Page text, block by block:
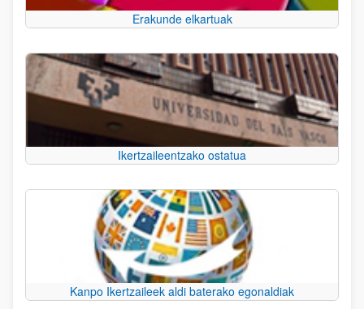
Erakunde elkartuak
Ikertzaileentzako ostatua
Kanpo Ikertzaileek aldi baterako egonaldiak